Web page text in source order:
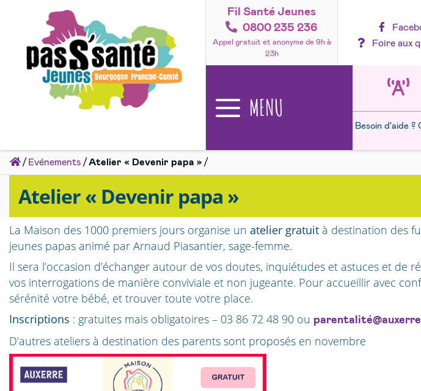
Fil Santé Jeunes
0800 235 236
Appel gratuit et anonyme de 9h à
23h
Foire aux
MENU
Besoin d'aide
Accueil
Evénements Atelier « Devenir papa »
Atelier « Devenir papa »
La Maison des 1000 premiers jours organise un atelier gratuit à destination des
jeunes papas animé par Arnaud Piasantier, sage-femme.
Il sera l’occasion d’échanger autour de vos doutes, inquiétudes et astuces et de
vos interrogations de manière conviviale et non jugeante. Pour accueillir avec
sérénité votre bébé, et trouver toute votre place.
Inscriptions : gratuites mais obligatoires – 03 86 72 48 90 ou
D’autres ateliers à destination des parents sont proposés en novembre